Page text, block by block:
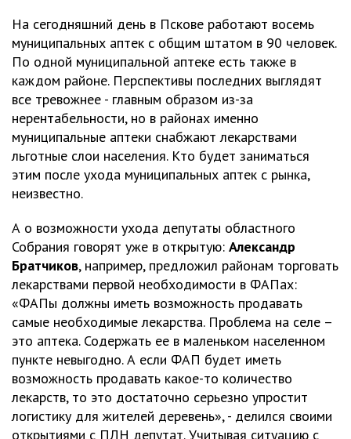
На сегодняшний день в Пскове работают восемь
муниципальных аптек с общим штатом в 90 человек.
По одной муниципальной аптеке есть также в
каждом районе. Перспективы последних выглядят
все тревожнее - главным образом из-за
нерентабельности, но в районах именно
муниципальные аптеки снабжают лекарствами
льготные слои населения. Кто будет заниматься
этим после ухода муниципальных аптек с рынка,
неизвестно.
А о возможности ухода депутаты областного
Собрания говорят уже в открытую: Александр
Братчиков, например, предложил районам торговать
лекарствами первой необходимости в ФАПах:
«ФАПы должны иметь возможность продавать
самые необходимые лекарства. Проблема на селе –
это аптека. Содержать ее в маленьком населенном
пункте невыгодно. А если ФАП будет иметь
возможность продавать какое-то количество
лекарств, то это достаточно серьезно упростит
логистику для жителей деревень», - делился своими
открытиями с ПЛН депутат. Учитывая ситуацию с